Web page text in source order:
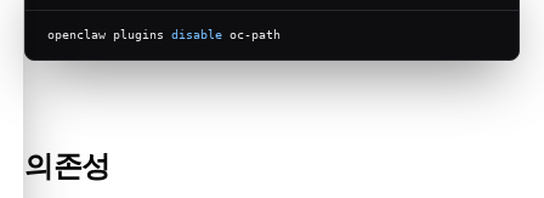
openclaw plugins disable oc-path
의존성